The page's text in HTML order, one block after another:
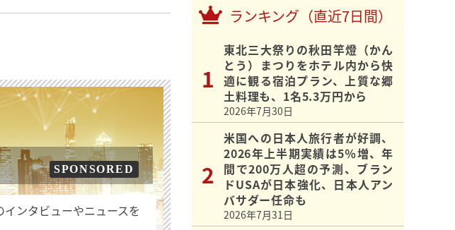
SPONSORED
ンタビューやニュースを
ランキング（直近7日間）
東北三大祭りの秋田竿燈（かん
とう）まつりをホテル内から快
適に観る宿泊プラン、上質な郷
土料理も、1名5.3万円から
2026年7月30日
米国への日本人旅行者が好調、
2026年上半期実績は5％増、年
間で200万人超の予測、ブラン
ドUSAが日本強化、日本人アン
バサダー任命も
2026年7月31日